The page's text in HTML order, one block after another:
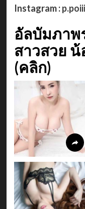
Instagram :
อัลบัมภาพ
สาวสวย น้
(คลิก)